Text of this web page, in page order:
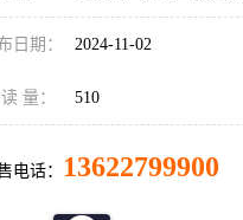
日期： 2024-11-02
量： 510
电话： 13622799900